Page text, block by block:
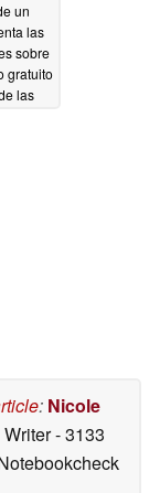
un
las
sobre
gratuito
las
: Nicole
Writer- 3133